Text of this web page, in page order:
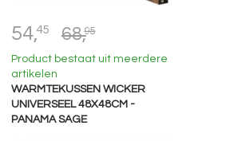
54,45 68,95
Product bestaat uit meerdere
artikelen
WARMTEKUSSEN WICKER
UNIVERSEEL 48X48CM -
PANAMA SAGE